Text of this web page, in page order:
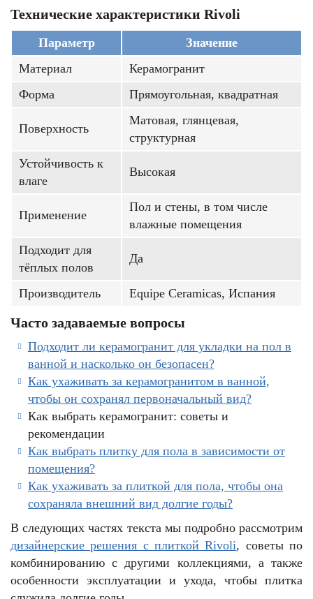
Технические характеристики Rivoli
Параметр
Значение
Материал
Керамогранит
Форма
Прямоугольная, квадратная
Поверхность
Матовая, глянцевая,
структурная
Устойчивость к
влаге
Высокая
Применение
Пол и стены, в том числе
влажные помещения
Подходит для
тёплых полов
Да
Производитель Equipe Ceramicas, Испания
Часто задаваемые вопросы
Подходит ли керамогранит для укладки на пол в
ванной и насколько он безопасен?
Как ухаживать за керамогранитом в ванной,
чтобы он сохранял первоначальный вид?
Как выбрать керамогранит: советы и
рекомендации
Как выбрать плитку для пола в зависимости от
помещения?
Как ухаживать за плиткой для пола, чтобы она
сохраняла внешний вид долгие годы?
В следующих частях текста мы подробно рассмотрим
дизайнерские решения с плиткой Rivoli, советы по
комбинированию с другими коллекциями, а также
особенности эксплуатации и ухода, чтобы плитка